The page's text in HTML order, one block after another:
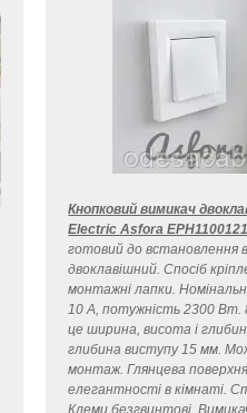
Кнопковий вимикач
Electric Asfora
готовий до встановлення
двоклавішний. Спосіб
монтажні лапки.
10 A, потужність 2300 Вт.
це ширина, висота і
глибина виступу 15 мм.
монтаж. Глянцева
елегантності в кімнаті.
Клеми безгвинтові.